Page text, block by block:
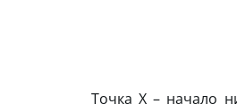
Точка X – начало